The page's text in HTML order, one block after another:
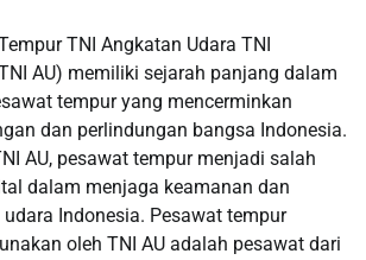
TNI Angkatan Udara TNI
AU) memiliki sejarah panjang dalam
tempur yang mencerminkan
dan perlindungan bangsa Indonesia.
AU, pesawat tempur menjadi salah
dalam menjaga keamanan dan
Indonesia. Pesawat tempur
oleh TNI AU adalah pesawat dari